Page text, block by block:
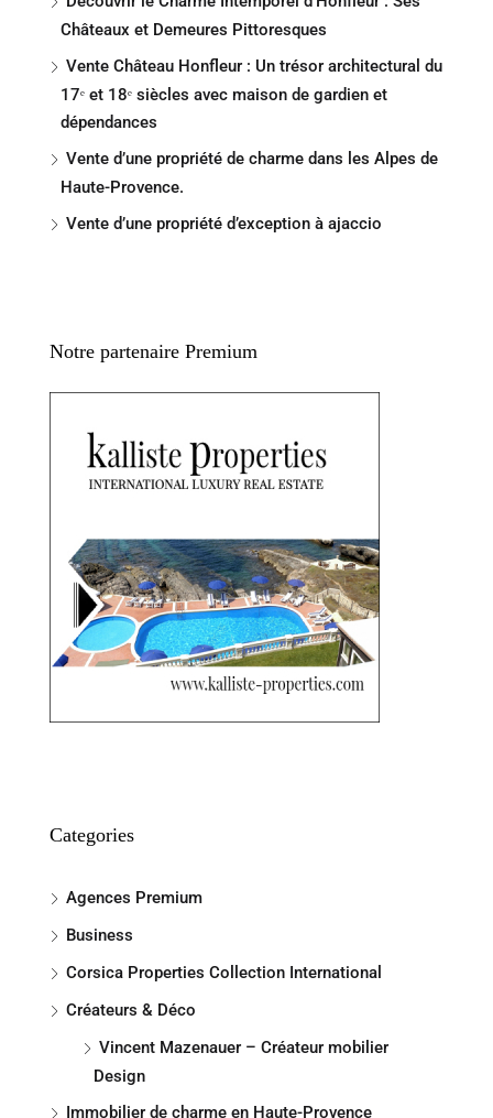
Châteaux et Demeures Pittoresques
Vente Château Honfleur : Un trésor architectural du
17ᵉ et 18ᵉ siècles avec maison de gardien et
dépendances
Vente d’une propriété de charme dans les Alpes de
Haute-Provence.
Vente d’une propriété d’exception à ajaccio
Notre partenaire Premium
Categories
Agences Premium
Business
Corsica Properties Collection International
Créateurs & Déco
Vincent Mazenauer – Créateur mobilier
Design
Immobilier de charme en Haute-Provence